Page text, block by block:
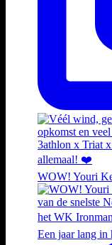
WOW! Youri
Een jaar lang